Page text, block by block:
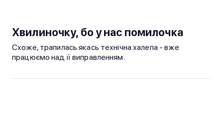
Хвилиночку, бо у нас помилочка
Схоже, трапилась якась технічна халепа - вже
працюємо над її виправленням.